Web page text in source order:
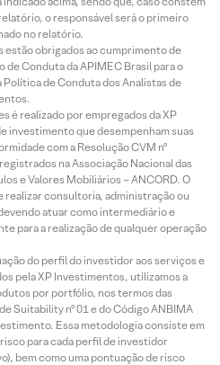
o responsável será o primeiro
no relatório.
estão obrigados ao cumprimento de
Conduta da APIMEC Brasil para o
de Conduta dos Analistas de
é realizado por empregados da XP
investimento que desempenham suas
com a Resolução CVM nº
na Associação Nacional das
e Valores Mobiliários – ANCORD. O
realizar consultoria, administração ou
atuar como intermediário e
para a realização de qualquer operação
do perfil do investidor aos serviços e
pela XP Investimentos, utilizamos a
por portfólio, nos termos das
Suitability nº 01 e do Código ANBIMA
Essa metodologia consiste em
para cada perfil de investidor
bem como uma pontuação de risco